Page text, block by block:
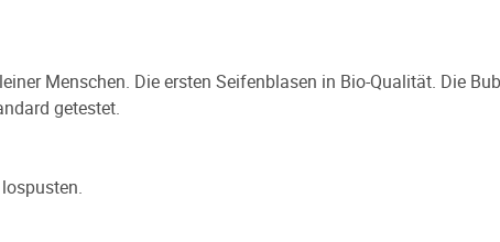
Menschen. Die ersten Seifenblasen in Bio-Qualität. Die
getestet.